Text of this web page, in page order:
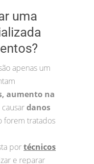
uma
apenas um
aumento na
danos
forem tratados
portécnicos
e reparar